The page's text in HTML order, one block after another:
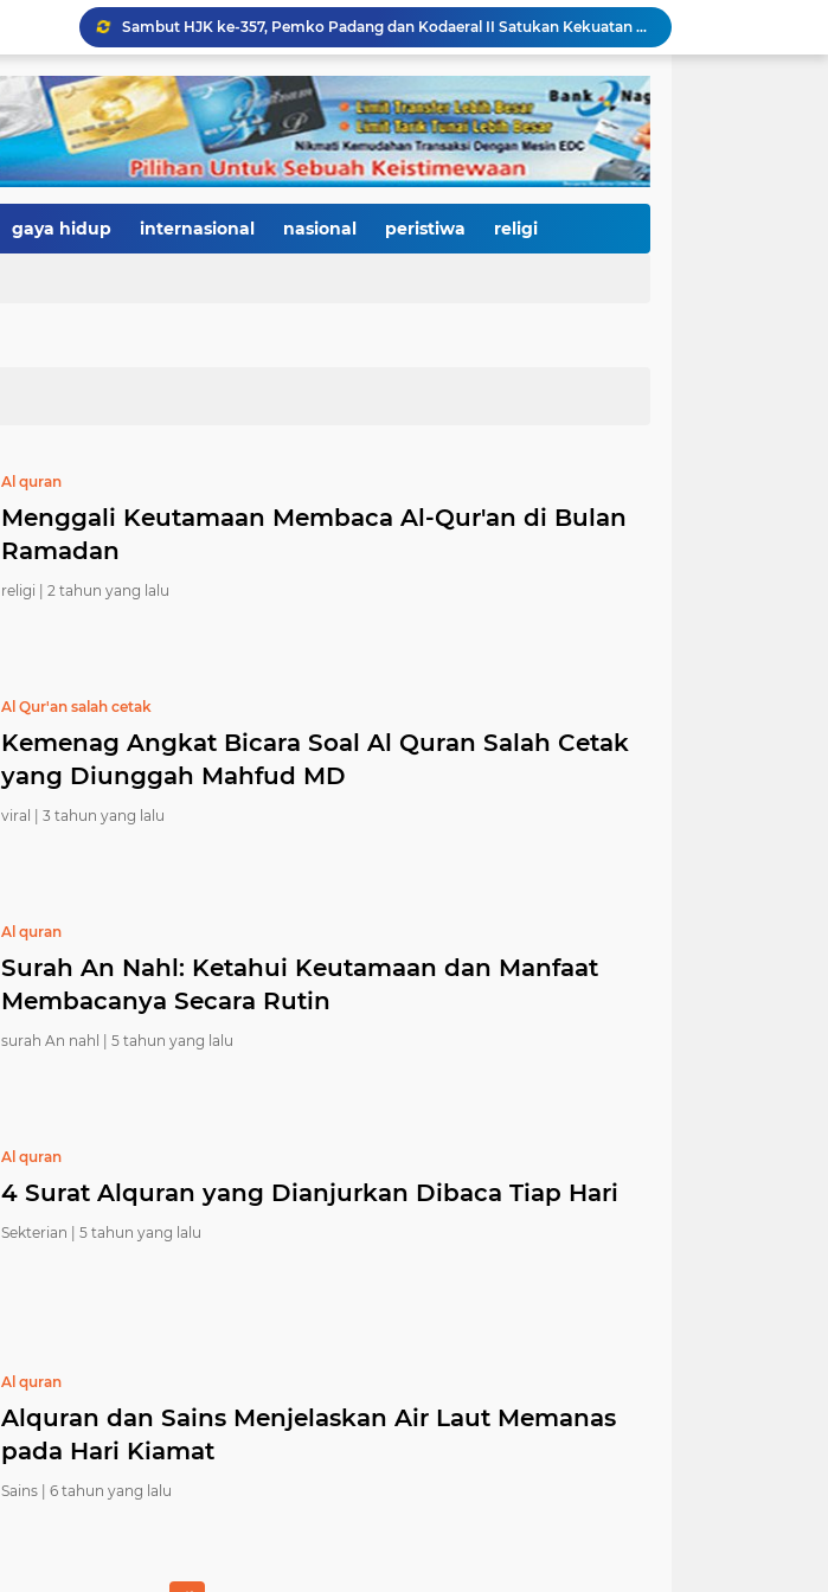
Sambut HJK ke-357, Pemko Padang dan Kodaeral II Satukan Kekuatan Bersihkan Batang Arau, Gelar Bakti Sosial hingga Donor Darah untuk Warga
Dirut Perumda AM Kota Padang Gandeng HKI dan BPJN Sumbar Cari Solusi Kekeruhan Air Baku Sungai Paraku
Wakil Wali Kota Padang Dampingi Komisi V DPR RI Tinjau Jembatan Kalawi, Harapan Baru Percepatan Pemulihan Pascabanjir
Dua Atlet Muda SMPN 25 Padang Lolos ke O2SN Nasional, Siap Harumkan Nama Sumatera Barat
3.000 Mahasiswa Baru UNP Ikuti Police Goes To Campus, Ditlantas Polda Sumbar Tanamkan Budaya Tertib Berlalu Lintas Sejak Hari Pertama Kuliah
Open Ship Kapal Teluk Kendari Diprediksi Diserbu Pengunjung, Trans Padang Ubah Rute Koridor 2 dan 4, Tarif Seluruh Koridor Cuma Rp1
Merah Putih Berkibar, 500 Bendera Dibagikan untuk Menyalakan Semangat Kemerdekaan di Dharmasraya
gaya hidup internasional nasional peristiwa religi
Al quran
Menggali Keutamaan Membaca Al-Qur'an di Bulan
Ramadan
religi | 2 tahun yang lalu
Al Qur'an salah cetak
Kemenag Angkat Bicara Soal Al Quran Salah Cetak
yang Diunggah Mahfud MD
viral | 3 tahun yang lalu
Al quran
Surah An Nahl: Ketahui Keutamaan dan Manfaat
Membacanya Secara Rutin
surah An nahl | 5 tahun yang lalu
Al quran
4 Surat Alquran yang Dianjurkan Dibaca Tiap Hari
Sekterian | 5 tahun yang lalu
Al quran
Alquran dan Sains Menjelaskan Air Laut Memanas
pada Hari Kiamat
Sains | 6 tahun yang lalu